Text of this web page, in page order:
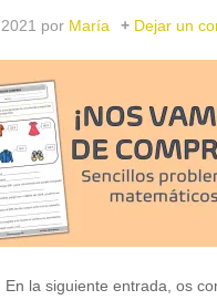
por María Dejar un
En la siguiente entrada, os